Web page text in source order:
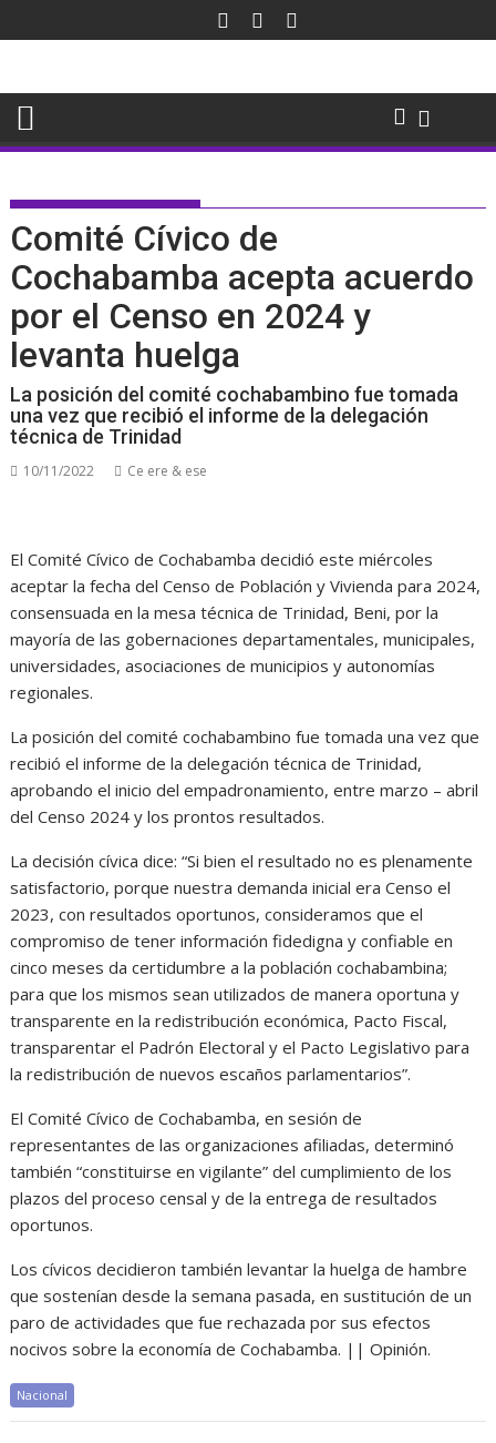
al
Comité Cívico de
Cochabamba acepta acuerdo
por el Censo en 2024 y
levanta huelga
La posición del comité cochabambino fue tomada
una vez que recibió el informe de la delegación
técnica de Trinidad
10/11/2022 Ce ere & ese
El Comité Cívico de Cochabamba decidió este miércoles
aceptar la fecha del Censo de Población y Vivienda para 2024,
consensuada en la mesa técnica de Trinidad, Beni, por la
mayoría de las gobernaciones departamentales, municipales,
universidades, asociaciones de municipios y autonomías
regionales.
La posición del comité cochabambino fue tomada una vez que
recibió el informe de la delegación técnica de Trinidad,
aprobando el inicio del empadronamiento, entre marzo – abril
del Censo 2024 y los prontos resultados.
La decisión cívica dice: “Si bien el resultado no es plenamente
satisfactorio, porque nuestra demanda inicial era Censo el
2023, con resultados oportunos, consideramos que el
compromiso de tener información fidedigna y confiable en
cinco meses da certidumbre a la población cochabambina;
para que los mismos sean utilizados de manera oportuna y
transparente en la redistribución económica, Pacto Fiscal,
transparentar el Padrón Electoral y el Pacto Legislativo para
la redistribución de nuevos escaños parlamentarios”.
El Comité Cívico de Cochabamba, en sesión de
representantes de las organizaciones afiliadas, determinó
también “constituirse en vigilante” del cumplimiento de los
plazos del proceso censal y de la entrega de resultados
oportunos.
Los cívicos decidieron también levantar la huelga de hambre
que sostenían desde la semana pasada, en sustitución de un
paro de actividades que fue rechazada por sus efectos
nocivos sobre la economía de Cochabamba. || Opinión.
Nacional